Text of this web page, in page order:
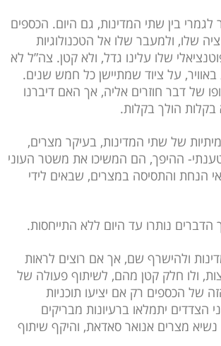
לגמרי בין שתי המדינות, גם היום. הכספים
שלו, ולמעבר שלו אל הטכנולוגיות
שלו עלינו גדל, ולא קטן. צה”ל לא
על ציוד שמתיישן כל חמש שנים.
של דבר חוזרים אליה, אך האם דיברנו
הולך בקלות.
של שתי המדינות, בעיקר מצרים,
ההיפך, הם המשיכו את משטר העוני
הנחת והתסיסה במצרים, שבאים לידי
נותרו עד היום ללא התייחסות.
ולהישרף שם, אך אם רוצים לראות
ולו חלק קטן מהם, לשיתוף פעולה של
של הכספים רק אם יציעו תוכניות
יתמלאו ברעיונות מבריקים
30 שנה מאז ביקר כאן נשיא מצרים אנואר סאדאת, והיקף שיתוף